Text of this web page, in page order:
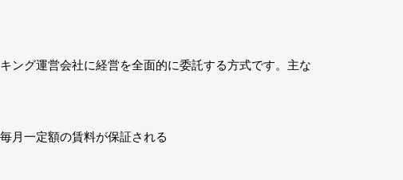
ング運営会社に経営を全面的に委託する方式です。主な
月一定額の賃料が保証される